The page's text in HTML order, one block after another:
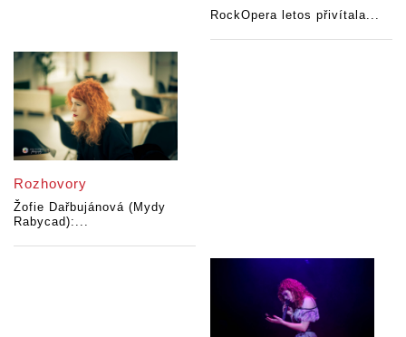
RockOpera letos přivítala...
Rozhovory
Žofie Dařbujánová (Mydy
Rabycad):...